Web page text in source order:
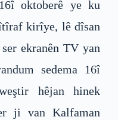
oktoberê ye ku
kirîye, lê dîsan
ekranên TV yan
sedema 16î
hêjan hinek
ji van Kalfaman